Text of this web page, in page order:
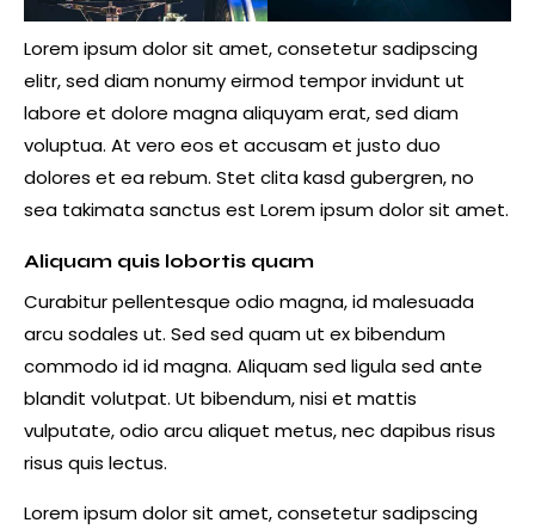
Lorem ipsum dolor sit amet, consetetur sadipscing
elitr, sed diam nonumy eirmod tempor invidunt ut
labore et dolore magna aliquyam erat, sed diam
voluptua. At vero eos et accusam et justo duo
dolores et ea rebum. Stet clita kasd gubergren, no
sea takimata sanctus est Lorem ipsum dolor sit amet.
Aliquam quis lobortis quam
Curabitur pellentesque odio magna, id malesuada
arcu sodales ut. Sed sed quam ut ex bibendum
commodo id id magna. Aliquam sed ligula sed ante
blandit volutpat. Ut bibendum, nisi et mattis
vulputate, odio arcu aliquet metus, nec dapibus risus
risus quis lectus.
Lorem ipsum dolor sit amet, consetetur sadipscing